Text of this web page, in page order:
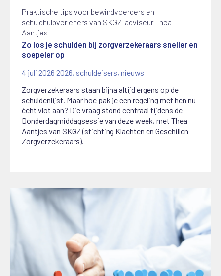
Praktische tips voor bewindvoerders en
schuldhulpverleners van SKGZ-adviseur Thea
Aantjes
Zo los je schulden bij zorgverzekeraars sneller en
soepeler op
4 juli 2026 2026, schuldeisers,nieuws
Zorgverzekeraars staan bijna altijd ergens op de
schuldenlijst. Maar hoe pak je een regeling met hen nu
écht vlot aan? Die vraag stond centraal tijdens de
Donderdagmiddagsessie van deze week, met Thea
Aantjes van SKGZ (stichting Klachten en Geschillen
Zorgverzekeraars).